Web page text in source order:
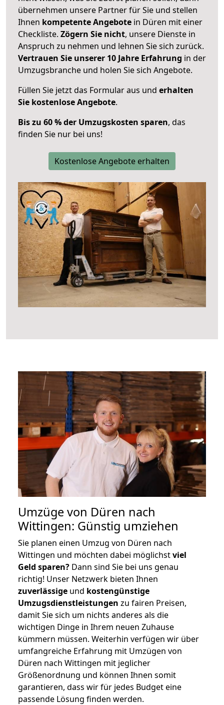
übernehmen unsere Partner für Sie und stellen
Ihnen kompetente Angebote in Düren mit einer
Checkliste. Zögern Sie nicht, unsere Dienste in
Anspruch zu nehmen und lehnen Sie sich zurück.
Vertrauen Sie unserer 10 Jahre Erfahrung in der
Umzugsbranche und holen Sie sich Angebote.
Füllen Sie jetzt das Formular aus und erhalten
Sie kostenlose Angebote.
Bis zu 60 % der Umzugskosten sparen, das
finden Sie nur bei uns!
Kostenlose Angebote erhalten
Umzüge von Düren nach
Wittingen: Günstig umziehen
Sie planen einen Umzug von Düren nach
Wittingen und möchten dabei möglichstviel
Geld sparen? Dann sind Sie bei uns genau
richtig! Unser Netzwerk bieten Ihnen
zuverlässige und kostengünstige
Umzugsdienstleistungen zu fairen Preisen,
damit Sie sich um nichts anderes als die
wichtigen Dinge in Ihrem neuen Zuhause
kümmern müssen. Weiterhin verfügen wir über
umfangreiche Erfahrung mit Umzügen von
Düren nach Wittingen mit jeglicher
Größenordnung und können Ihnen somit
garantieren, dass wir für jedes Budget eine
passende Lösung finden werden.